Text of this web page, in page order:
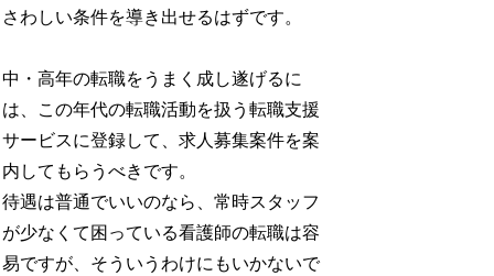
さわしい条件を導き出せるはずです。
中・高年の転職をうまく成し遂げるに
は、この年代の転職活動を扱う転職支援
サービスに登録して、求人募集案件を案
内してもらうべきです。
待遇は普通でいいのなら、常時スタッフ
が少なくて困っている看護師の転職は容
易ですが、そういうわけにもいかないで